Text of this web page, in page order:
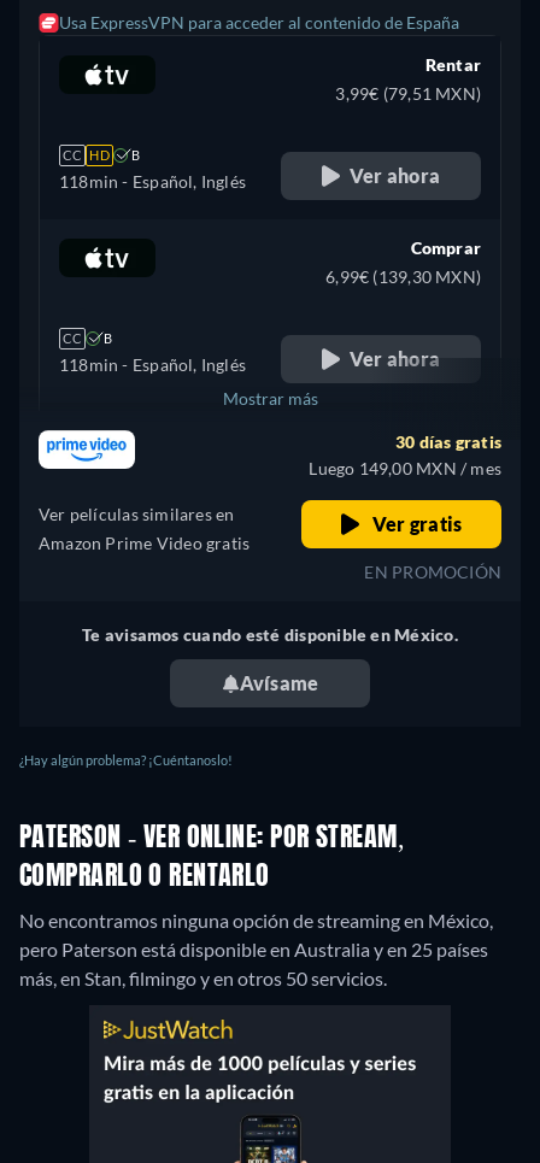
Usa ExpressVPN para acceder al contenido de España
CC HD B
118min - Español, Inglés
Rentar
3,99€ (79,51 MXN)
Ver ahora
CC B
118min - Español, Inglés
Comprar
6,99€ (139,30 MXN)
Ver ahora
Estados Unidos + 2
Mostrar más
Ver películas similares en
Amazon Prime Video gratis
30 días gratis
Luego 149,00 MXN / mes
Ver gratis
EN PROMOCIÓN
Te avisamos cuando esté disponible en México.
Avísame
¿Hay algún problema? ¡Cuéntanoslo!
PATERSON - VER ONLINE: POR STREAM,
COMPRARLO O RENTARLO
No encontramos ninguna opción de streaming en México,
pero Paterson está disponible en Australia y en 25 países
más, en Stan, filmingo y en otros 50 servicios.